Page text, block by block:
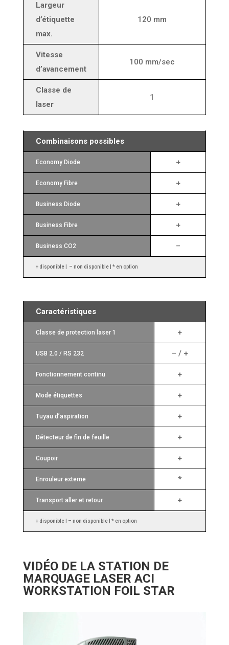
Largeur
d’étiquette
max.
120 mm
Vitesse
d’avancement
100 mm/sec
Classe de
laser
1
Combinaisons possibles
Economy Diode +
Economy Fibre +
Business Diode +
Business Fibre +
Business CO2 –
+ disponible | – non disponible | * en option
Caractéristiques
Classe de protection laser 1 +
USB 2.0 / RS 232 – / +
Fonctionnement continu +
Mode étiquettes +
Tuyau d’aspiration +
Détecteur de fin de feuille +
Coupoir +
Enrouleur externe *
Transport aller et retour +
+ disponible | – non disponible | * en option
VIDÉO DE LA STATION DE
MARQUAGE LASER ACI
WORKSTATION FOIL STAR